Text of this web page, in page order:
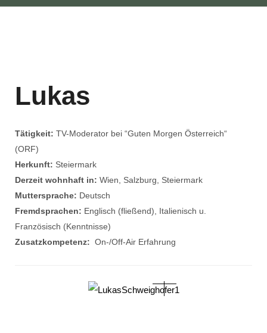
Lukas
Tätigkeit: TV-Moderator bei “Guten Morgen Österreich“
(ORF)
Herkunft: Steiermark
Derzeit wohnhaft in: Wien, Salzburg, Steiermark
Muttersprache: Deutsch
Fremdsprachen: Englisch (fließend), Italienisch u.
Französisch (Kenntnisse)
Zusatzkompetenz: On-/Off-Air Erfahrung